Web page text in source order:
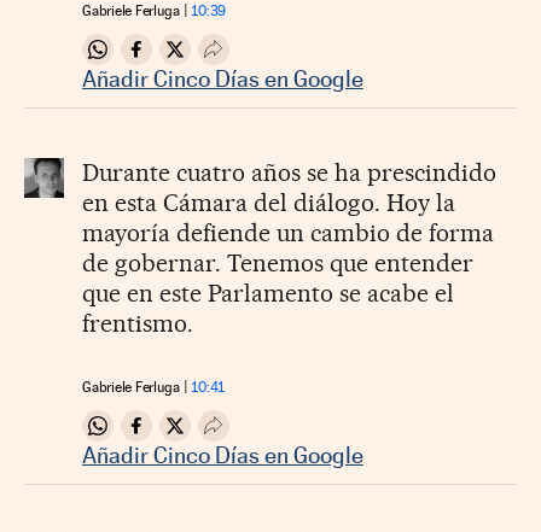
Gabriele Ferluga 10:39
Compartir en Whatsapp
Compartir en Facebook
Compartir en Twitter
Desplegar Redes Sociales
Añadir Cinco Días en Google
Durante cuatro años se ha prescindido
en esta Cámara del diálogo. Hoy la
mayoría defiende un cambio de forma
de gobernar. Tenemos que entender
que en este Parlamento se acabe el
frentismo.
Gabriele Ferluga 10:41
Compartir en Whatsapp
Compartir en Facebook
Compartir en Twitter
Desplegar Redes Sociales
Añadir Cinco Días en Google